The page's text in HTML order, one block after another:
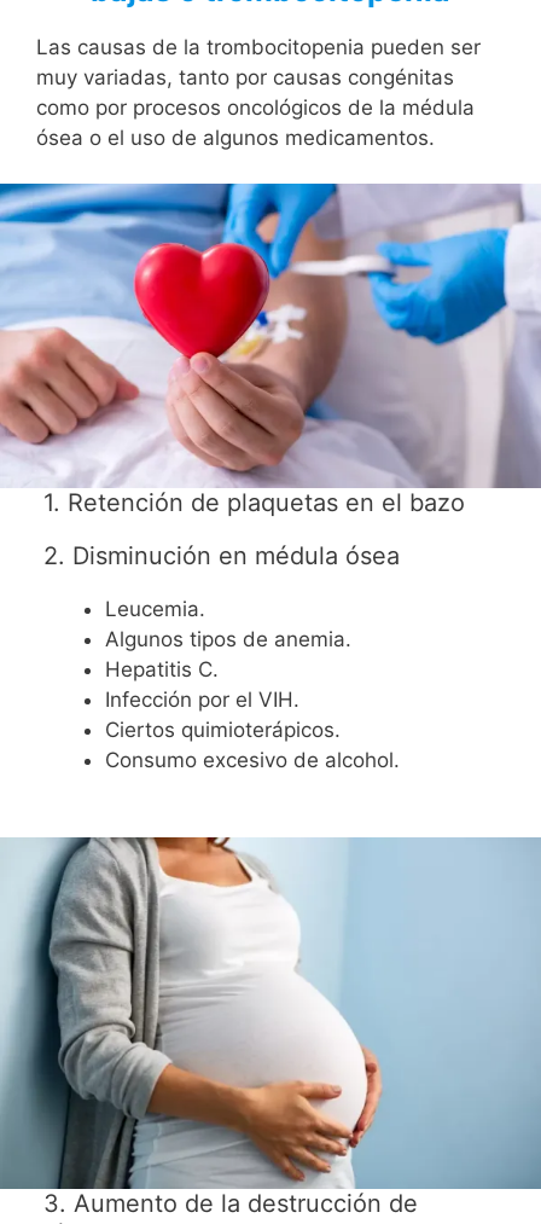
Las causas de la trombocitopenia pueden ser
muy variadas, tanto por causas congénitas
como por procesos oncológicos de la médula
ósea o el uso de algunos medicamentos.
1. Retención de plaquetas en el bazo
2. Disminución en médula ósea
Leucemia.
Algunos tipos de anemia.
Hepatitis C.
Infección por el VIH.
Ciertos quimioterápicos.
Consumo excesivo de alcohol.
3. Aumento de la destrucción de